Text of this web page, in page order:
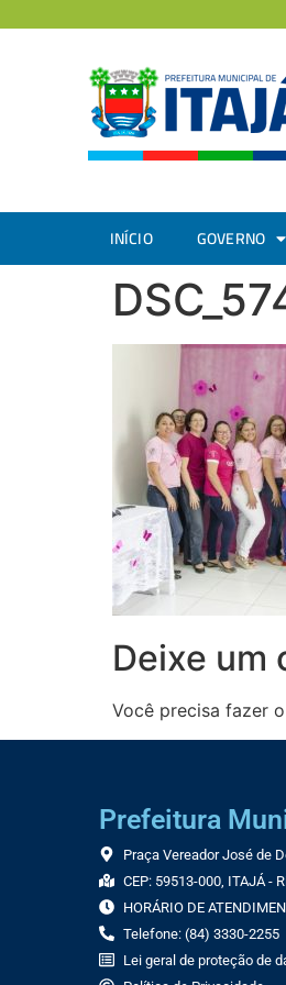
INÍCIO GOVERNO
Deixe um
Você precisa fazer o
Prefeitura
Praça Vereador José de
CEP: 59513-000, ITAJÁ -
HORÁRIO DE
Telefone: (84) 3330-2255
Lei geral de proteção de